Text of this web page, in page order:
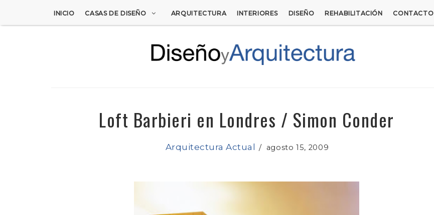
INICIO CASAS DE DISEÑO ARQUITECTURA INTERIORES DISEÑO REHABILITACIÓN CONTACTO
Loft Barbieri en Londres / Simon Conder
Arquitectura Actual /agosto 15, 2009